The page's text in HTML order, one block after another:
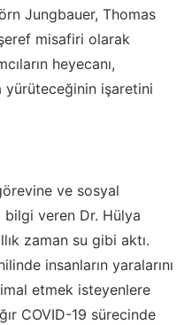
Jungbauer, Thomas
misafiri olarak
heyecanı,
yürüteceğinin işaretini
ve sosyal
bilgi veren Dr. Hülya
zaman su gibi aktı.
insanların yaralarını
etmek isteyenlere
COVID-19 sürecinde